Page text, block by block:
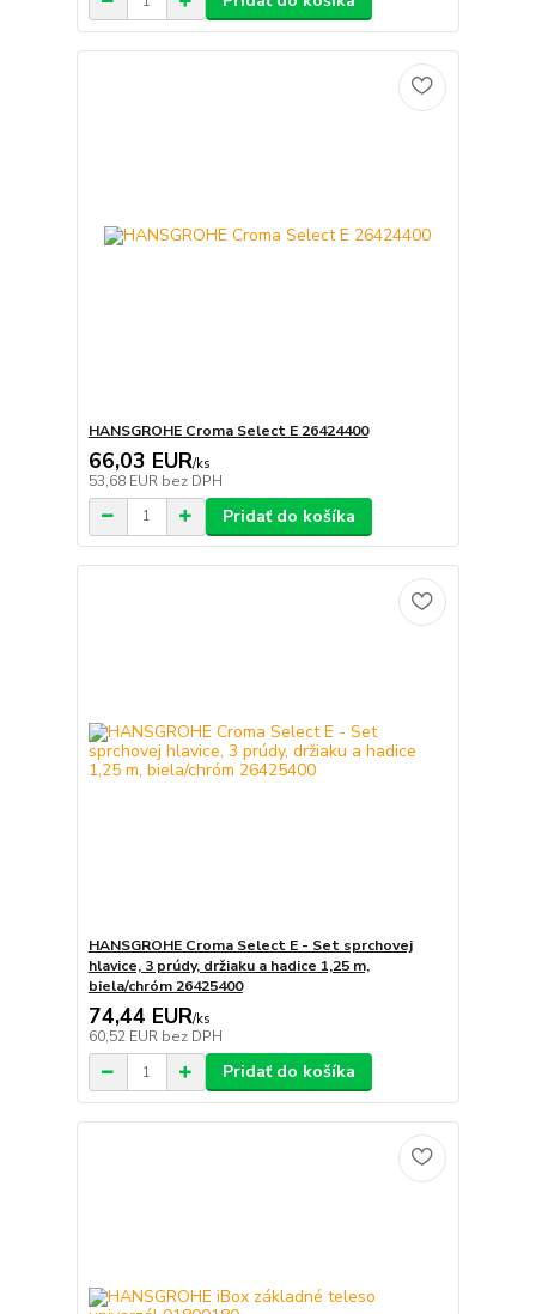
HANSGROHE Croma Select E 26424400
66,03 EUR/ks
53,68 EUR bez DPH
Pridať do košíka
HANSGROHE Croma Select E - Set sprchovej
hlavice, 3 prúdy, držiaku a hadice 1,25 m,
biela/chróm 26425400
74,44 EUR/ks
60,52 EUR bez DPH
Pridať do košíka